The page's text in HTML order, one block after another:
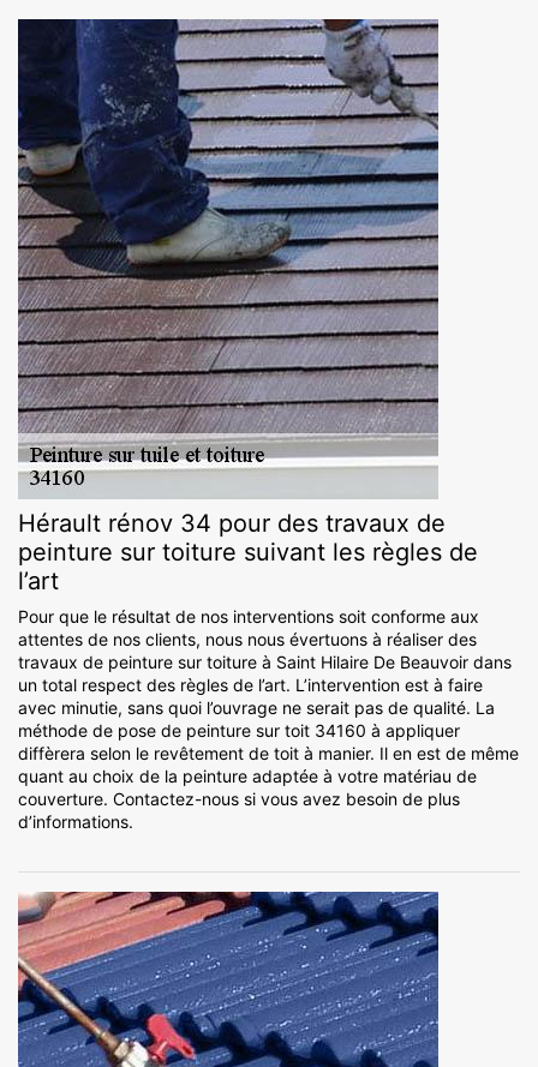
Hérault rénov 34 pour des travaux de
peinture sur toiture suivant les règles de
l’art
Pour que le résultat de nos interventions soit conforme aux
attentes de nos clients, nous nous évertuons à réaliser des
travaux de peinture sur toiture à Saint Hilaire De Beauvoir dans
un total respect des règles de l’art. L’intervention est à faire
avec minutie, sans quoi l’ouvrage ne serait pas de qualité. La
méthode de pose de peinture sur toit 34160 à appliquer
diffèrera selon le revêtement de toit à manier. Il en est de même
quant au choix de la peinture adaptée à votre matériau de
couverture. Contactez-nous si vous avez besoin de plus
d’informations.